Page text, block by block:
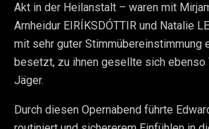
Akt in der Heilanstalt – waren mit
Arnheidur EIRÍKSDÓTTIR und Natalie
mit sehr guter Stimmübereinstimmung
besetzt, zu ihnen gesellte sich ebenso
Jäger.
Durch diesen Opernabend führte